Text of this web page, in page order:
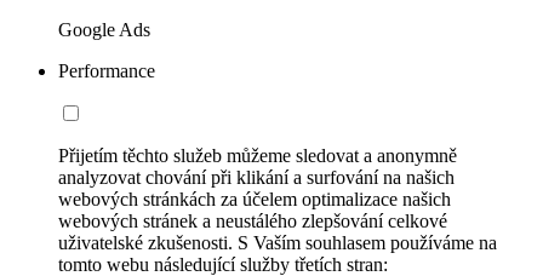
Google Ads
Performance
Přijetím těchto služeb můžeme sledovat a anonymně
analyzovat chování při klikání a surfování na našich
webových stránkách za účelem optimalizace našich
webových stránek a neustálého zlepšování celkové
uživatelské zkušenosti. S Vaším souhlasem používáme na
tomto webu následující služby třetích stran: